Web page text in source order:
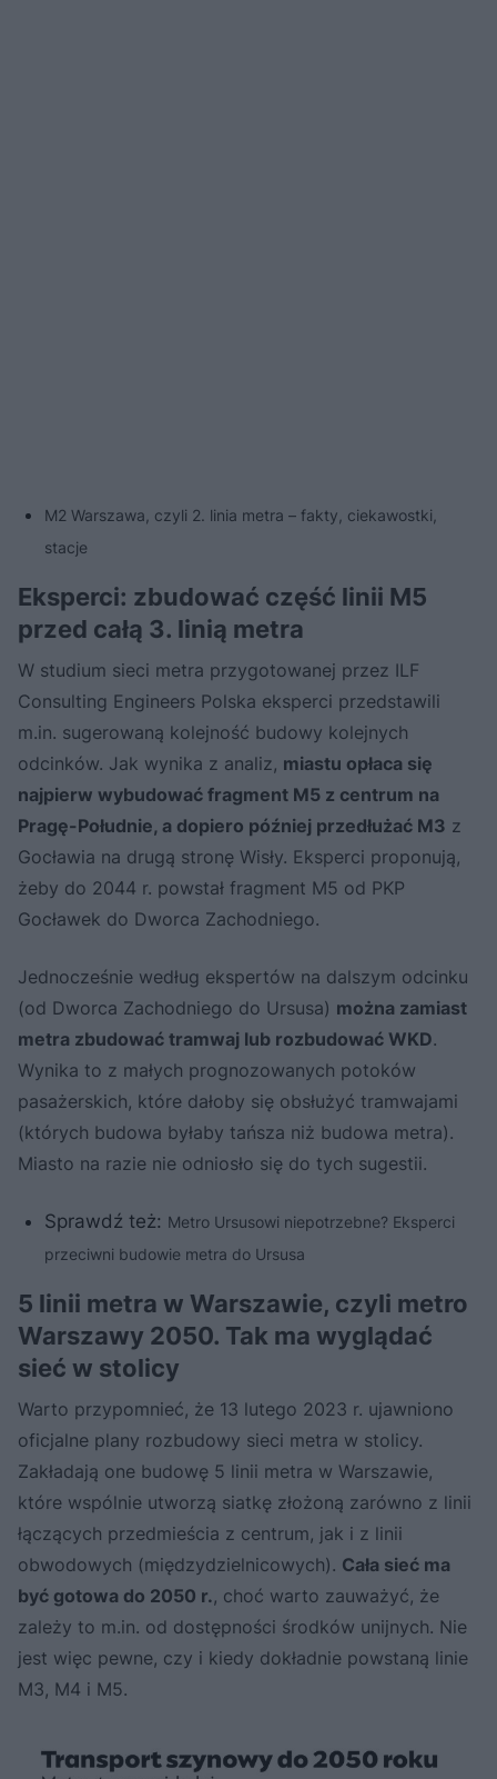
M2 Warszawa, czyli 2. linia metra – fakty, ciekawostki,
stacje
Eksperci: zbudować część linii M5
przed całą 3. linią metra
W studium sieci metra przygotowanej przez ILF
Consulting Engineers Polska eksperci przedstawili
m.in. sugerowaną kolejność budowy kolejnych
odcinków. Jak wynika z analiz, miastu opłaca się
najpierw wybudować fragment M5 z centrum na
Pragę-Południe, a dopiero później przedłużać M3 z
Gocławia na drugą stronę Wisły. Eksperci proponują,
żeby do 2044 r. powstał fragment M5 od PKP
Gocławek do Dworca Zachodniego.
Jednocześnie według ekspertów na dalszym odcinku
(od Dworca Zachodniego do Ursusa) można zamiast
metra zbudować tramwaj lub rozbudować WKD.
Wynika to z małych prognozowanych potoków
pasażerskich, które dałoby się obsłużyć tramwajami
(których budowa byłaby tańsza niż budowa metra).
Miasto na razie nie odniosło się do tych sugestii.
Sprawdź też: Metro Ursusowi niepotrzebne? Eksperci
przeciwni budowie metra do Ursusa
5 linii metra w Warszawie, czyli metro
Warszawy 2050. Tak ma wyglądać
sieć w stolicy
Warto przypomnieć, że 13 lutego 2023 r. ujawniono
oficjalne plany rozbudowy sieci metra w stolicy.
Zakładają one budowę 5 linii metra w Warszawie,
które wspólnie utworzą siatkę złożoną zarówno z linii
łączących przedmieścia z centrum, jak i z linii
obwodowych (międzydzielnicowych). Cała sieć ma
być gotowa do 2050 r., choć warto zauważyć, że
zależy to m.in. od dostępności środków unijnych. Nie
jest więc pewne, czy i kiedy dokładnie powstaną linie
M3, M4 i M5.